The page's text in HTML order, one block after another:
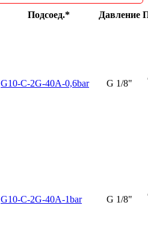
Подсоед.* Давление
G10-C-2G-40A-0,6bar G 1/8"
G10-C-2G-40A-1bar G 1/8"